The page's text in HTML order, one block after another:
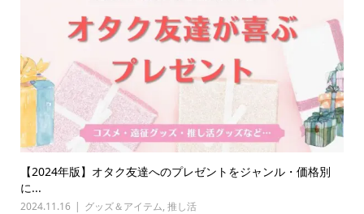
【2024年版】オタク友達へのプレゼントをジャンル・価格別
に...
2024.11.16 グッズ＆アイテム, 推し活